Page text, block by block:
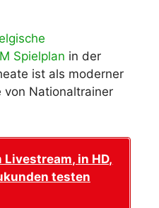
Spielplan in der
ist als moderner
Nationaltrainer
in HD,
testen